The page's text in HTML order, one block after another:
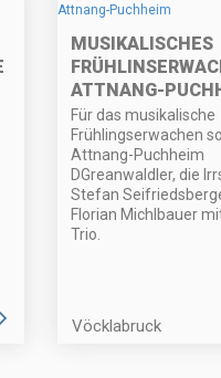
MUSIKALISCHES
ATTNANG-
Für das musikalische
Frühlingserwachen
Attnang-Puchheim
DGreanwaldler, die
Stefan
Florian Michlbauer
Trio.
Vöcklabruck